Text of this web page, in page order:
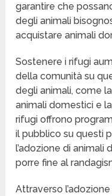
garantire che
degli animali
acquistare animali
Sostenere i rifugi
della comunità su
degli animali, come
animali domestici e
rifugi offrono
il pubblico su questi
l’adozione di
porre fine al
Attraverso